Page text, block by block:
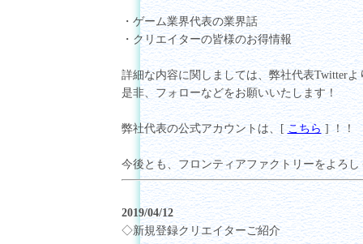
・ゲーム業界代表の業界話
・クリエイターの皆様のお得情報
詳細な内容に関しましては、弊社代表Twitter
是非、フォローなどをお願いいたします！
弊社代表の公式アカウントは、[こちら] ！！
今後とも、フロンティアファクトリーをよろ
2019/04/12
◇新規登録クリエイターご紹介